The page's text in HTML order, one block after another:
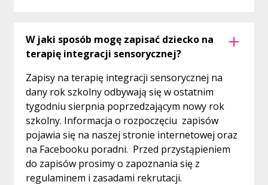
W jaki sposób mogę zapisać dziecko na
terapię integracji sensorycznej?
Zapisy na terapię integracji sensorycznej na
dany rok szkolny odbywają się w ostatnim
tygodniu sierpnia poprzedzającym nowy rok
szkolny. Informacja o rozpoczęciu zapisów
pojawia się na naszej stronie internetowej oraz
na Facebooku poradni. Przed przystąpieniem
do zapisów prosimy o zapoznania się z
regulaminem i zasadami rekrutacji.